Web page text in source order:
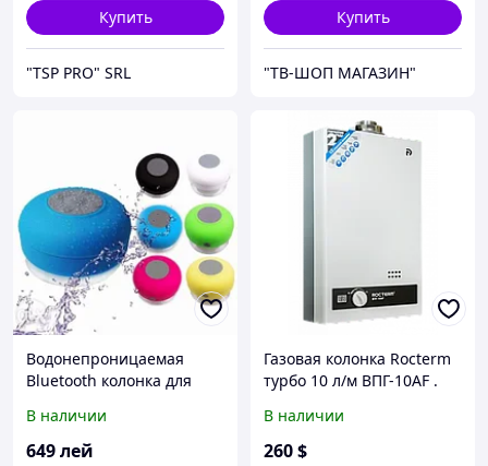
Купить
"TSP PRO" SRL
Купить
"ТВ-ШОП МАГАЗИН"
Водонепроницаемая
Bluetooth колонка для
В наличии
649лей
Газовая колонка Rocterm
турбо 10 л/м ВПГ-10AF .
водонагреватель
В наличии
260$